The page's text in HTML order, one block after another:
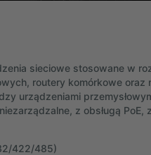
sieciowe stosowane w
routery komórkowe oraz
urządzeniami
z obsługą
422/485)